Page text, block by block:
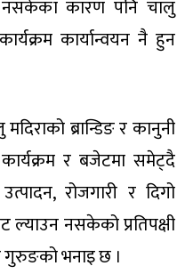
नसकेका कारण पनि चालु
कार्यान्वयन नै हुन
ब्रान्डिङ र कानुनी
र बजेटमा समेट्दै
रोजगारी र दिगो
ल्याउन नसकेको प्रतिपक्षी
भनाइ छ ।